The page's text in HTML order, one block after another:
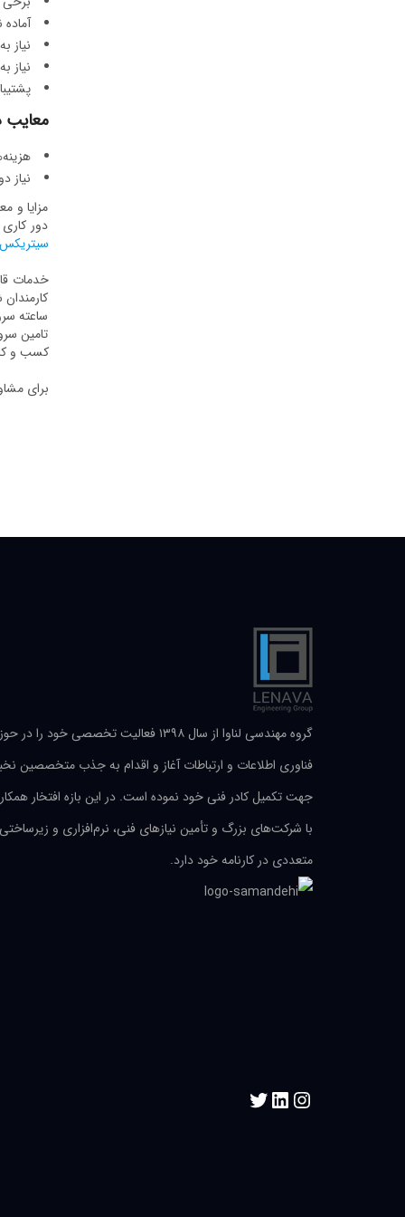
نیاز
نیاز
معایب
نیاز
مزایا و
دور
سیتریکس
خدمات
ساعته
تامین
کسب و
برای
گروه مهندسی لناوا از سال ۱۳۹۸ فعالیت تخصصی خود را در
فناوری اطلاعات و ارتباطات آغاز و اقدام به جذب متخصصین
جهت تکمیل کادر فنی خود نموده است. در این بازه افتخار
با شرکت‌های بزرگ و تأمین نیازهای فنی، نرم‌افزاری و زیرساختی
متعددی در کارنامه خود دارد.